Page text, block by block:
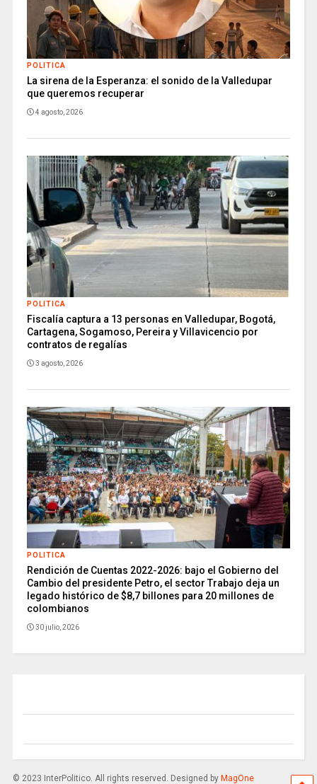
POLITICA
La sirena de la Esperanza: el sonido de la Valledupar
que queremos recuperar
4 agosto, 2026
POLITICA
Fiscalía captura a 13 personas en Valledupar, Bogotá,
Cartagena, Sogamoso, Pereira y Villavicencio por
contratos de regalías
3 agosto, 2026
POLITICA
Rendición de Cuentas 2022-2026: bajo el Gobierno del
Cambio del presidente Petro, el sector Trabajo deja un
legado histórico de $8,7 billones para 20 millones de
colombianos
30 julio, 2026
© 2023 InterPolitico. All rights reserved. Designed by MagOne